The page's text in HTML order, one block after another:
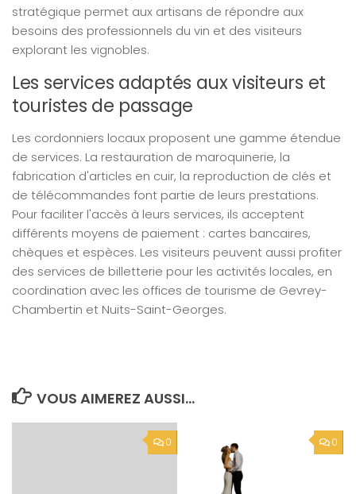
stratégique permet aux artisans de répondre aux
besoins des professionnels du vin et des visiteurs
explorant les vignobles.
Les services adaptés aux visiteurs et
touristes de passage
Les cordonniers locaux proposent une gamme étendue
de services. La restauration de maroquinerie, la
fabrication d'articles en cuir, la reproduction de clés et
de télécommandes font partie de leurs prestations.
Pour faciliter l'accès à leurs services, ils acceptent
différents moyens de paiement : cartes bancaires,
chèques et espèces. Les visiteurs peuvent aussi profiter
des services de billetterie pour les activités locales, en
coordination avec les offices de tourisme de Gevrey-
Chambertin et Nuits-Saint-Georges.
VOUS AIMEREZ AUSSI...
0 0